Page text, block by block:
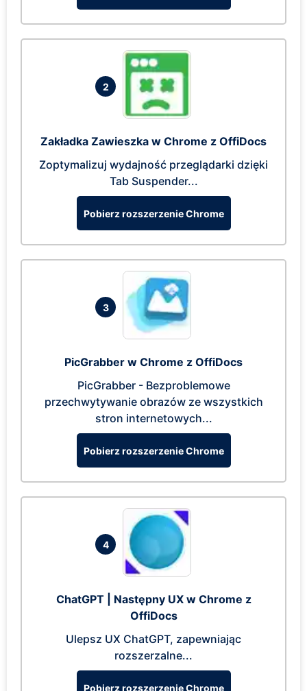
2
Zakładka Zawieszka w Chrome z OffiDocs
Zoptymalizuj wydajność przeglądarki dzięki
Tab Suspender...
Pobierz rozszerzenie Chrome
3
PicGrabber w Chrome z OffiDocs
PicGrabber - Bezproblemowe
przechwytywanie obrazów ze wszystkich
stron internetowych...
Pobierz rozszerzenie Chrome
4
ChatGPT | Następny UX w Chrome z
OffiDocs
Ulepsz UX ChatGPT, zapewniając
rozszerzalne...
Pobierz rozszerzenie Chrome